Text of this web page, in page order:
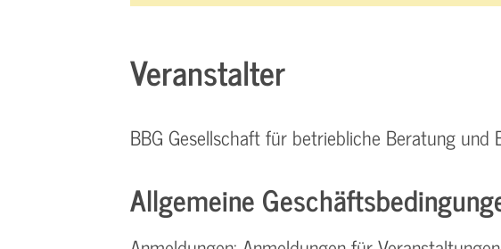
Veranstalter
BBG Gesellschaft für betriebliche Beratung und
Allgemeine